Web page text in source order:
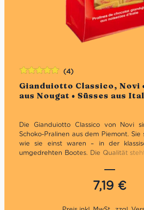
Gianduiotto Classico, Novi
aus Nougat • Süsses aus
(4)
Die Gianduiotto Classico von Novi
Schoko-Pralinen aus dem Piemont.
wie sie einst waren – in der
umgedrehten Bootes. Die Qualität
Auswahl der richtigen Zutaten
der besten Kakaosorte, die durch
Haselnüsse bereichert wird,
7,19 €
Bewertet
mit5.00von
5